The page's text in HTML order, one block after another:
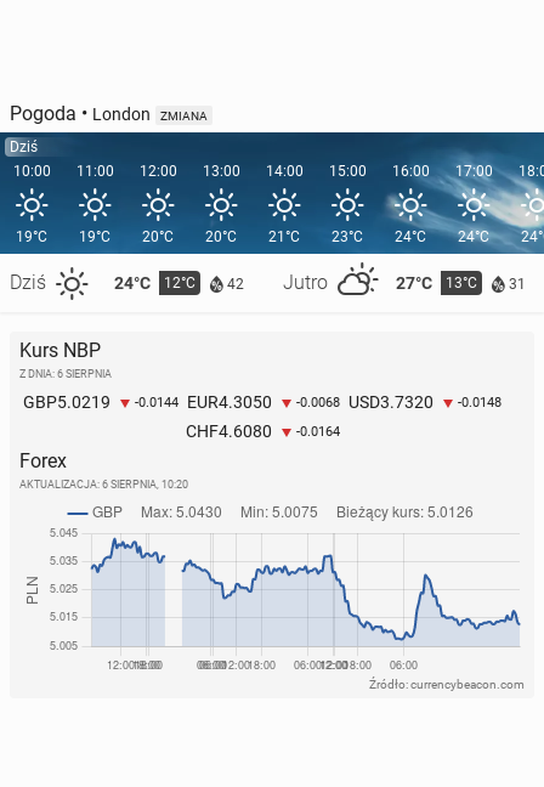
Pogoda • London ZMIANA
Dziś
10:00
19°C
Dziś 24°C 12°C 42 Jutro 27°C 13°C 31
11:00
19°C
12:00
20°C
13:00
20°C
14:00
21°C
15:00
23°C
16:00
24°C
17:00
24°C
Kurs NBP
Z DNIA: 6 SIERPNIA
GBP5.0219 -0.0144 EUR4.3050 -0.0068 USD3.7320 -0.0148
CHF4.6080 -0.0164
Forex
AKTUALIZACJA: 6 SIERPNIA, 10:20
Źródło: currencybeacon.com